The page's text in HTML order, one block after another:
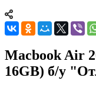
Macbook Air
16GB) б/у